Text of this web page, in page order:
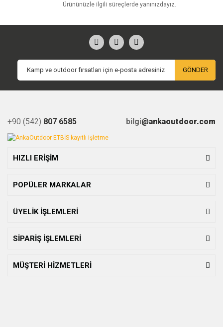
Ürününüzle ilgili süreçlerde yanınızdayız.
GÖNDER
+90 (542) 807 6585 bilgi@ankaoutdoor.com
HIZLI ERİŞİM
POPÜLER MARKALAR
ÜYELİK İŞLEMLERİ
SİPARİŞ İŞLEMLERİ
MÜŞTERİ HİZMETLERİ